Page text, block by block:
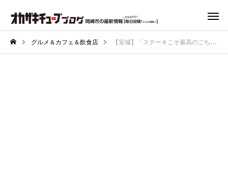
グルメ＆カフェ＆飲食店 【安城】「ステーキこそ最高のごちそう」〈ウルフ〉の肉塊ステーキが豪快すぎた！